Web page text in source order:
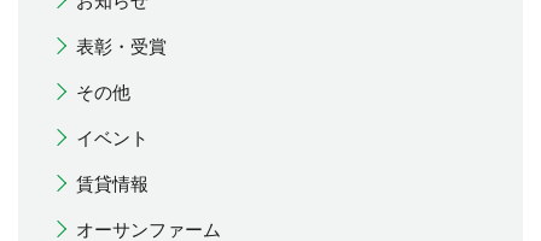
表彰・受賞
その他
イベント
賃貸情報
オーサンファーム